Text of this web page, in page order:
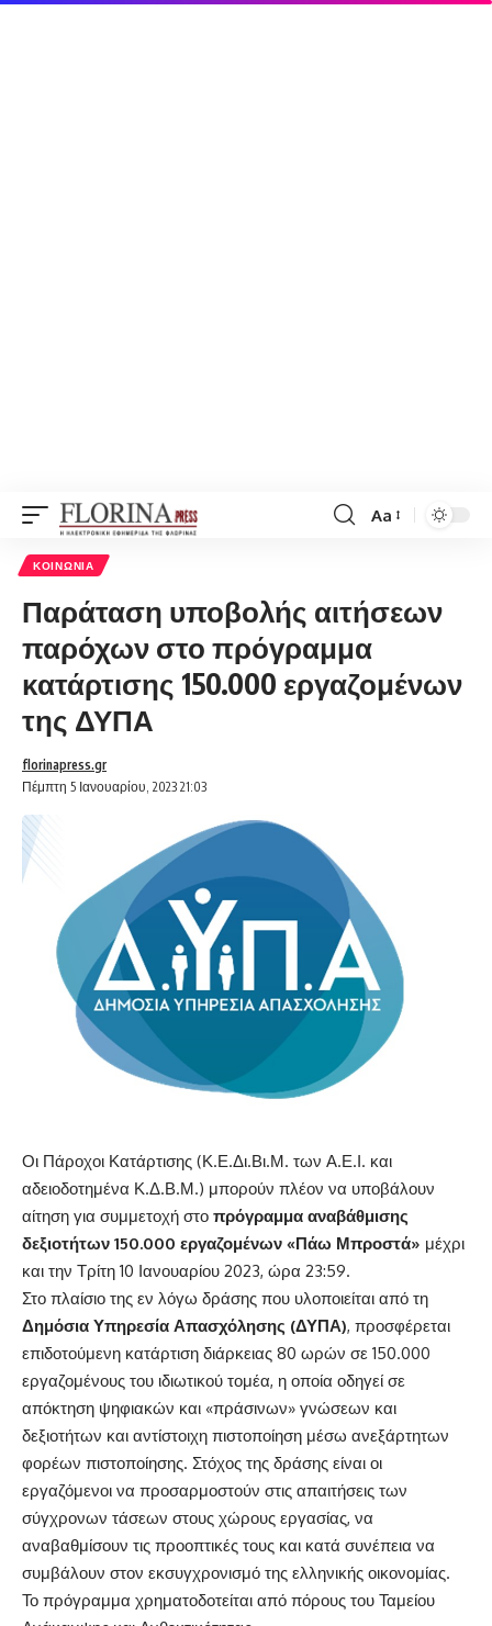
Font
Aa
ΚΟΙΝΩΝΊΑ
Παράταση υποβολής αιτήσεων
παρόχων στο πρόγραμμα
κατάρτισης 150.000 εργαζομένων
της ΔΥΠΑ
Πέμπτη 5 Ιανουαρίου, 2023 21:03
florinapress.gr
Οι Πάροχοι Κατάρτισης (Κ.Ε.Δι.Βι.Μ. των Α.Ε.Ι. και
αδειοδοτημένα Κ.Δ.Β.Μ.) μπορούν πλέον να υποβάλουν
αίτηση για συμμετοχή στο πρόγραμμα αναβάθμισης
δεξιοτήτων 150.000 εργαζομένων «Πάω Μπροστά» μέχρι
και την Τρίτη 10 Ιανουαρίου 2023, ώρα 23:59.
Στο πλαίσιο της εν λόγω δράσης που υλοποιείται από τη
Δημόσια Υπηρεσία Απασχόλησης (ΔΥΠΑ), προσφέρεται
επιδοτούμενη κατάρτιση διάρκειας 80 ωρών σε 150.000
εργαζομένους του ιδιωτικού τομέα, η οποία οδηγεί σε
απόκτηση ψηφιακών και «πράσινων» γνώσεων και
δεξιοτήτων και αντίστοιχη πιστοποίηση μέσω ανεξάρτητων
φορέων πιστοποίησης. Στόχος της δράσης είναι οι
εργαζόμενοι να προσαρμοστούν στις απαιτήσεις των
σύγχρονων τάσεων στους χώρους εργασίας, να
αναβαθμίσουν τις προοπτικές τους και κατά συνέπεια να
συμβάλουν στον εκσυγχρονισμό της ελληνικής οικονομίας.
Το πρόγραμμα χρηματοδοτείται από πόρους του Ταμείου